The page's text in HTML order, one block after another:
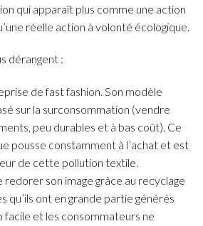
qui apparaît plus comme une action
réelle action à volonté écologique.
dérangent :
de fast fashion. Son modèle
sur la surconsommation (vendre
peu durables et à bas coût). Ce
pousse constamment à l’achat et est
de cette pollution textile.
redorer son image grâce au recyclage
qu’ils ont en grande partie générés
facile et les consommateurs ne